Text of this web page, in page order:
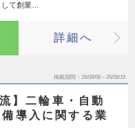
て創業…
詳細へ
掲載期間 26/08/06～26/08/19
】二輪車・自動
導入に関する業